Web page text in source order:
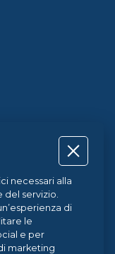
necessari alla
del servizio.
di
le
e per
marketing